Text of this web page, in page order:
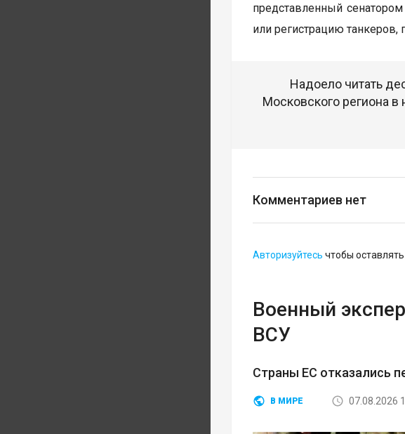
представленный
или регистрацию
Надоело читать
Московского региона
Комментариев нет
Авторизуйтесь чтобы
Военный
ВСУ
Страны ЕС отказались
В МИРЕ 07.08.2026